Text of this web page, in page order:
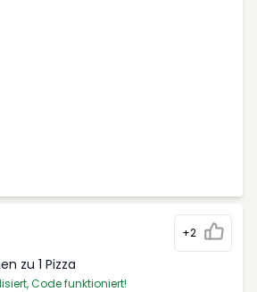
+2
zu 1 Pizza
Code funktioniert!